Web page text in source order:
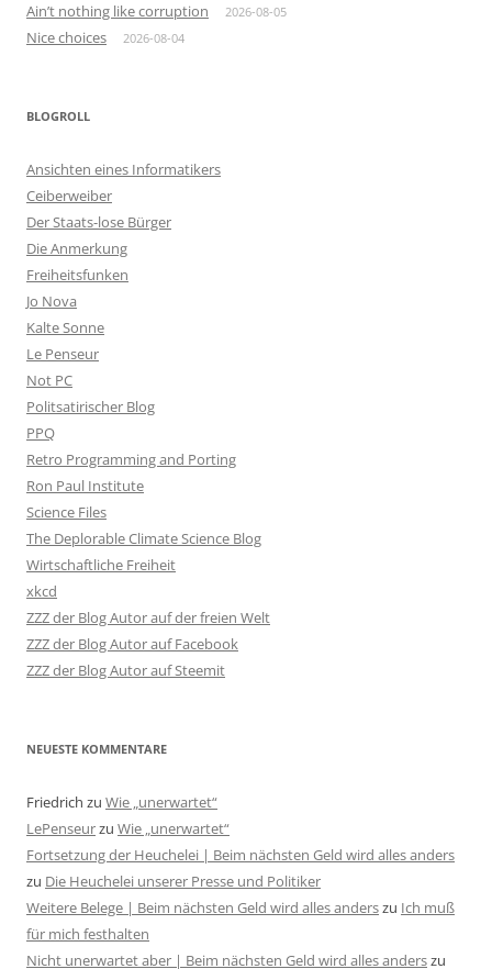
Ain’t nothing like corruption 2026-08-05
Nice choices 2026-08-04
BLOGROLL
Ansichten eines Informatikers
Ceiberweiber
Der Staats-lose Bürger
Die Anmerkung
Freiheitsfunken
Jo Nova
Kalte Sonne
Le Penseur
Not PC
Politsatirischer Blog
PPQ
Retro Programming and Porting
Ron Paul Institute
Science Files
The Deplorable Climate Science Blog
Wirtschaftliche Freiheit
xkcd
ZZZ der Blog Autor auf der freien Welt
ZZZ der Blog Autor auf Facebook
ZZZ der Blog Autor auf Steemit
NEUESTE KOMMENTARE
Friedrich zu Wie „unerwartet“
LePenseurzu Wie „unerwartet“
Fortsetzung der Heuchelei | Beim nächsten Geld wird alles anders
zu Die Heuchelei unserer Presse und Politiker
Weitere Belege | Beim nächsten Geld wird alles anderszu Ich muß
für mich festhalten
Nicht unerwartet aber | Beim nächsten Geld wird alles anderszu